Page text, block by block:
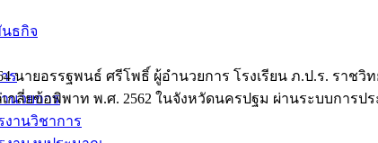
ธกิจ
ร
นวยการ
านวิชาการ
นายอรรฐพนธ์ ศรีโพธิ์ ผู้อำนวยการ โรงเรียน ภ.ป.ร. รา
ลี่ยข้อพิพาท พ.ศ. 2562 ในจังหวัดนครปฐม ผ่านระบบการป